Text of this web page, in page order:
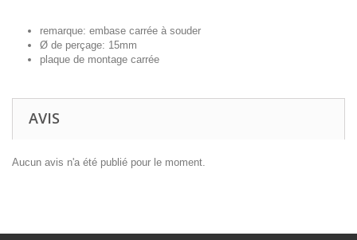
remarque: embase carrée à souder
Ø de perçage: 15mm
plaque de montage carrée
AVIS
Aucun avis n'a été publié pour le moment.